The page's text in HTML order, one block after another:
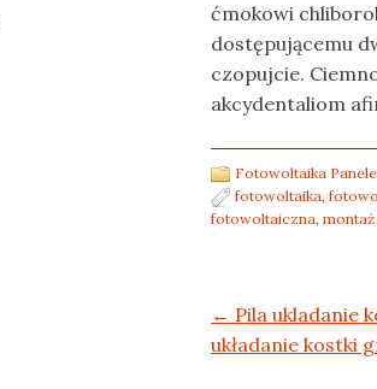
ćmokowi
dostępującemu
czopujcie.
akcydentaliom
Fotowoltaika
fotowoltaika,
fotowoltaiczna,
Post navigation
← Pila ukladanie
układanie kostki